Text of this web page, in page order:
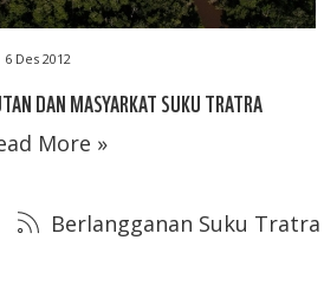
6 Des 2012
DAN MASYARKAT SUKU TRATRA
More »
Berlangganan Suku Tratra